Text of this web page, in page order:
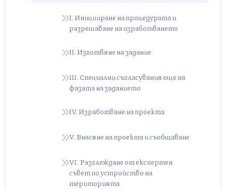
регулационни линии)
I. Иницииране на процедурата и
разрешаване на изработването
II. Изготвяне на задание
III. Специални съгласувания още на
фазата на заданието
IV. Изработване на проекта
V. Внасяне на проекта и съобщаване
VI. Разглеждане от експертен
съвет по устройство на
територията